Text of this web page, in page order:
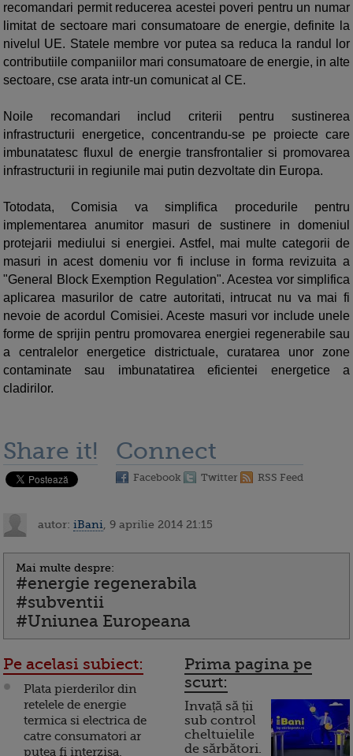
recomandari permit reducerea acestei poveri pentru un numar
limitat de sectoare mari consumatoare de energie, definite la
nivelul UE. Statele membre vor putea sa reduca la randul lor
contributiile companiilor mari consumatoare de energie, in alte
sectoare, cse arata intr-un comunicat al CE.
Noile recomandari includ criterii pentru sustinerea
infrastructurii energetice, concentrandu-se pe proiecte care
imbunatatesc fluxul de energie transfrontalier si promovarea
infrastructurii in regiunile mai putin dezvoltate din Europa.
Totodata, Comisia va simplifica procedurile pentru
implementarea anumitor masuri de sustinere in domeniul
protejarii mediului si energiei. Astfel, mai multe categorii de
masuri in acest domeniu vor fi incluse in forma revizuita a
"General Block Exemption Regulation". Acestea vor simplifica
aplicarea masurilor de catre autoritati, intrucat nu va mai fi
nevoie de acordul Comisiei. Aceste masuri vor include unele
forme de sprijin pentru promovarea energiei regenerabile sau
a centralelor energetice districtuale, curatarea unor zone
contaminate sau imbunatatirea eficientei energetice a
cladirilor.
Share it! Connect
Facebook Twitter RSS Feed
autor: iBani , 9 aprilie 2014 21:15
Mai multe despre:
#energie regenerabila
#subventii
#Uniunea Europeana
Pe acelasi subiect:
Plata pierderilor din
retelele de energie
termica si electrica de
catre consumatori ar
putea fi interzisa.
Prima pagina pe
scurt:
Invață să ții
sub control
cheltuielile
de sărbători.